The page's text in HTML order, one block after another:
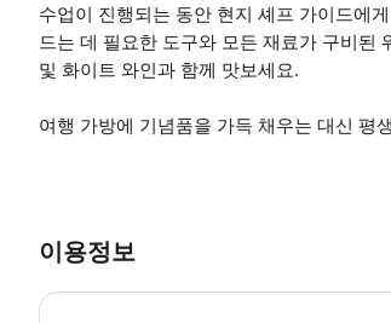
수업이 진행되는 동안 현지 셰프 가이드에
드는 데 필요한 도구와 모든 재료가 구비된
및 화이트 와인과 함께 맛보세요.
여행 가방에 기념품을 가득 채우는 대신 평
이용정보